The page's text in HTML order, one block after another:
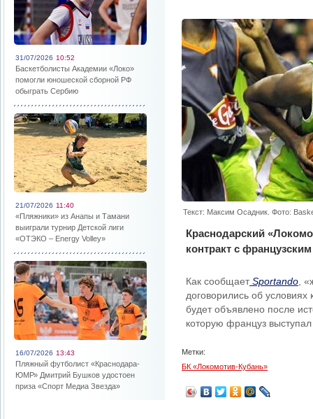
31/07/2026 10:52
Баскетболисты Академии «Локо»
помогли юношеской сборной РФ
обыграть Сербию
21/07/2026 11:40
«Пляжники» из Анапы и Тамани
выиграли турнир Детской лиги
«ОТЭКО – Energy Volley»
16/07/2026 13:43
Пляжный футболист «Краснодара-
ЮМР» Дмитрий Бушков удостоен
приза «Спорт Медиа Звезда»
Текст: Максим Осадник. Фото:
Краснодарский
контракт с
Как сообщаетSportando ,
договорились об
будет объявлено после
которую француз
Метки:
БК «Локомотив-Кубань»